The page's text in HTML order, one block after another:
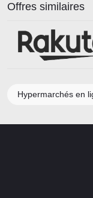
Offres similaires
Hypermarchés en